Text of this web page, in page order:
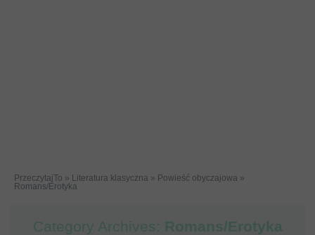
PrzeczytajTo » Literatura klasyczna » Powieść obyczajowa »
Romans/Erotyka
Category Archives: Romans/Erotyka